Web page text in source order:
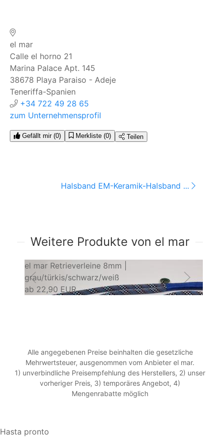
el mar
Calle el horno 21
Marina Palace Apt. 145
38678 Playa Paraiso - Adeje
Teneriffa-Spanien
+34 722 49 28 65
zum Unternehmensprofil
Gefällt mir (0) Merkliste (0) Teilen
Halsband EM-Keramik-Halsband ...
Weitere Produkte von el mar
el mar Retrieverleine 8mm |
grau/türkis/schwarz/weiß
ab 22,90 EUR
Alle angegebenen Preise beinhalten die gesetzliche
Mehrwertsteuer, ausgenommen vom Anbieter el mar.
1) unverbindliche Preisempfehlung des Herstellers, 2) unser
vorheriger Preis, 3) temporäres Angebot, 4)
Mengenrabatte möglich
Hasta pronto